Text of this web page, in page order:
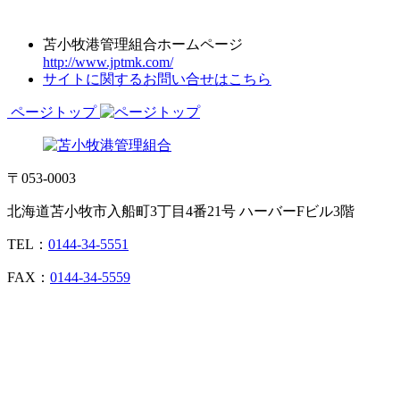
苫小牧港管理組合ホームページ
http://www.jptmk.com/
サイトに関するお問い合せはこちら
ページトップ
〒053-0003
北海道苫小牧市入船町3丁目4番21号 ハーバーFビル3階
TEL： 0144-34-5551
FAX： 0144-34-5559